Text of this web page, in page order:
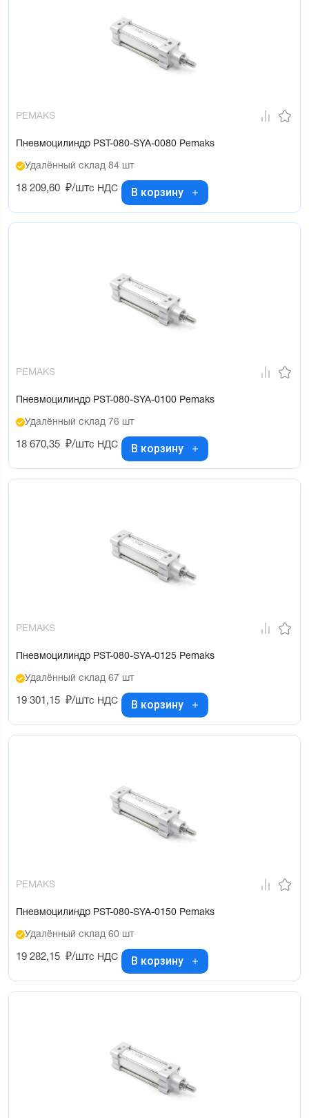
PEMAKS
Пневмоцилиндр PST-080-SYA-0080 Pemaks
Удалённый склад 84 шт
18 209,60 ₽/штс НДС В корзину
PEMAKS
Пневмоцилиндр PST-080-SYA-0100 Pemaks
Удалённый склад 76 шт
18 670,35 ₽/штс НДС В корзину
PEMAKS
Пневмоцилиндр PST-080-SYA-0125 Pemaks
Удалённый склад 67 шт
19 301,15 ₽/штс НДС В корзину
PEMAKS
Пневмоцилиндр PST-080-SYA-0150 Pemaks
Удалённый склад 60 шт
19 282,15 ₽/штс НДС В корзину